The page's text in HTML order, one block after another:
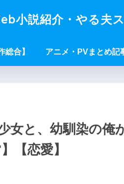
小説紹介・やる夫
総合】 アニメ・PVまとめ記
女と、幼馴染の俺
【恋愛】